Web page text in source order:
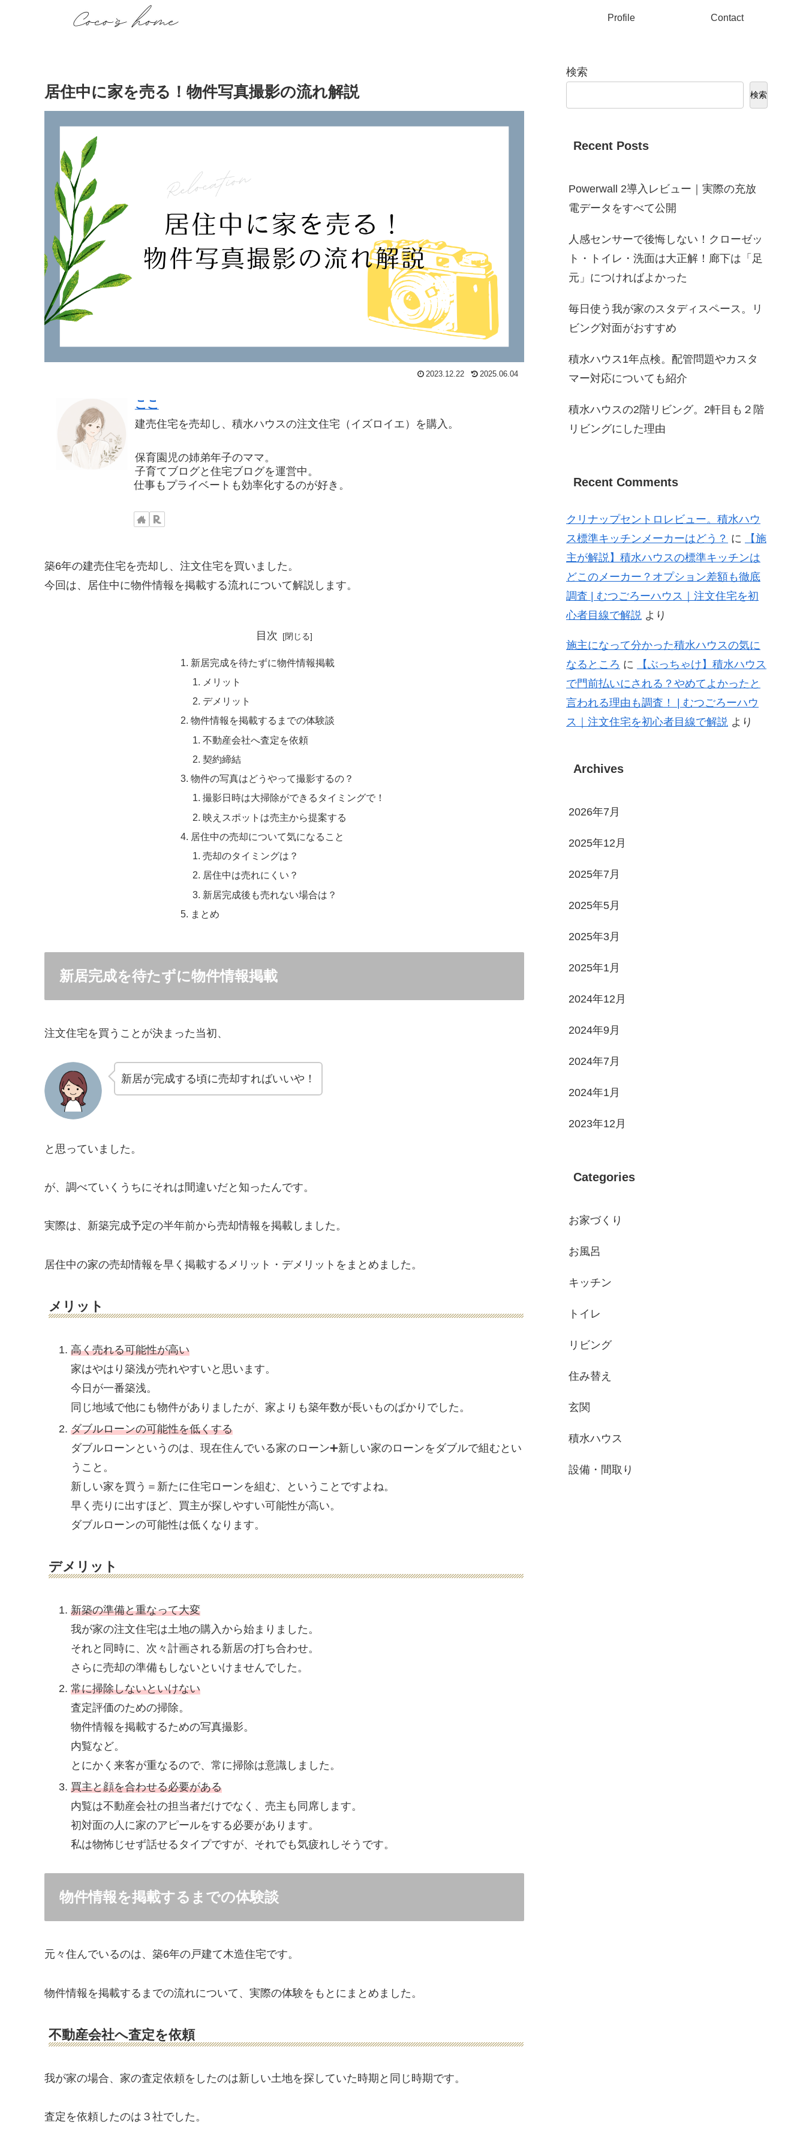
Profile Contact
居住中に家を売る！物件写真撮影の流れ解説
2023.12.22 2025.06.04
ここ
建売住宅を売却し、積水ハウスの注文住宅（イズロイエ）を購入。
保育園児の姉弟年子のママ。
子育てブログと住宅ブログを運営中。
仕事もプライベートも効率化するのが好き。
築6年の建売住宅を売却し、注文住宅を買いました。
今回は、居住中に物件情報を掲載する流れについて解説します。
目次
新居完成を待たずに物件情報掲載
メリット
デメリット
物件情報を掲載するまでの体験談
不動産会社へ査定を依頼
契約締結
物件の写真はどうやって撮影するの？
撮影日時は大掃除ができるタイミングで！
映えスポットは売主から提案する
居住中の売却について気になること
売却のタイミングは？
居住中は売れにくい？
新居完成後も売れない場合は？
まとめ
新居完成を待たずに物件情報掲載
注文住宅を買うことが決まった当初、
新居が完成する頃に売却すればいいや！
と思っていました。
が、調べていくうちにそれは間違いだと知ったんです。
実際は、新築完成予定の半年前から売却情報を掲載しました。
居住中の家の売却情報を早く掲載するメリット・デメリットをまとめました。
メリット
高く売れる可能性が高い
家はやはり築浅が売れやすいと思います。
今日が一番築浅。
同じ地域で他にも物件がありましたが、家よりも築年数が長いものばかりでした。
ダブルローンの可能性を低くする
ダブルローンというのは、現在住んでいる家のローン➕新しい家のローンをダブルで組むとい
うこと。
新しい家を買う＝新たに住宅ローンを組む、ということですよね。
早く売りに出すほど、買主が探しやすい可能性が高い。
ダブルローンの可能性は低くなります。
デメリット
新築の準備と重なって大変
我が家の注文住宅は土地の購入から始まりました。
それと同時に、次々計画される新居の打ち合わせ。
さらに売却の準備もしないといけませんでした。
常に掃除しないといけない
査定評価のための掃除。
物件情報を掲載するための写真撮影。
内覧など。
とにかく来客が重なるので、常に掃除は意識しました。
買主と顔を合わせる必要がある
内覧は不動産会社の担当者だけでなく、売主も同席します。
初対面の人に家のアピールをする必要があります。
私は物怖じせず話せるタイプですが、それでも気疲れしそうです。
物件情報を掲載するまでの体験談
元々住んでいるのは、築6年の戸建て木造住宅です。
物件情報を掲載するまでの流れについて、実際の体験をもとにまとめました。
不動産会社へ査定を依頼
我が家の場合、家の査定依頼をしたのは新しい土地を探していた時期と同じ時期です。
査定を依頼したのは３社でした。
検索
検索
Recent Posts
Powerwall 2導入レビュー｜実際の充放
電データをすべて公開
人感センサーで後悔しない！クローゼッ
ト・トイレ・洗面は大正解！廊下は「足
元」につければよかった
毎日使う我が家のスタディスペース。リ
ビング対面がおすすめ
積水ハウス1年点検。配管問題やカスタ
マー対応についても紹介
積水ハウスの2階リビング。2軒目も２階
リビングにした理由
Recent Comments
クリナップセントロレビュー。積水ハウ
ス標準キッチンメーカーはどう？ に
【施
主が解説】積水ハウスの標準キッチンは
どこのメーカー？オプション差額も徹底
調査 | むつごろーハウス｜注文住宅を初
心者目線で解説 より
施主になって分かった積水ハウスの気に
なるところ に
【ぶっちゃけ】積水ハウス
で門前払いにされる？やめてよかったと
言われる理由も調査！ | むつごろーハウ
ス｜注文住宅を初心者目線で解説 より
Archives
2026年7月
2025年12月
2025年7月
2025年5月
2025年3月
2025年1月
2024年12月
2024年9月
2024年7月
2024年1月
2023年12月
Categories
お家づくり
お風呂
キッチン
トイレ
リビング
住み替え
玄関
積水ハウス
設備・間取り